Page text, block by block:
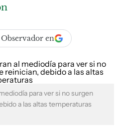
en
para ver si no surgen
a las altas temperaturas